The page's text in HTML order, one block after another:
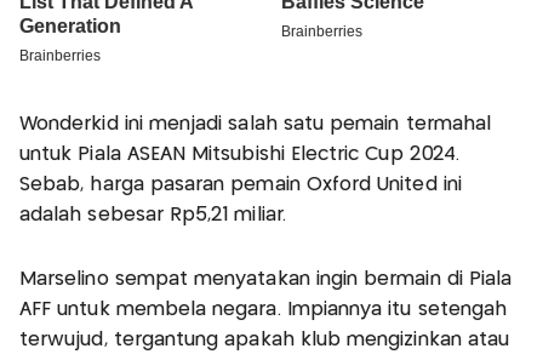
Wonderkid ini menjadi salah satu pemain termahal
untuk Piala ASEAN Mitsubishi Electric Cup 2024.
Sebab, harga pasaran pemain Oxford United ini
adalah sebesar Rp5,21 miliar.
Marselino sempat menyatakan ingin bermain di Piala
AFF untuk membela negara. Impiannya itu setengah
terwujud, tergantung apakah klub mengizinkan atau